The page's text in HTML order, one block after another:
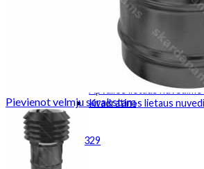
Instrumentas
Skardos lakštai
Valcinių profilių
Apvalios lietaus
Kvadratinės lietaus
Kontaktai
+37167381329
Pievienot velmju sarakstam